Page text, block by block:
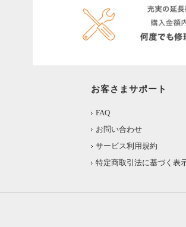
お客さまサポート
FAQ
お問い合わせ
サービス利用規約
特定商取引法に基づく表